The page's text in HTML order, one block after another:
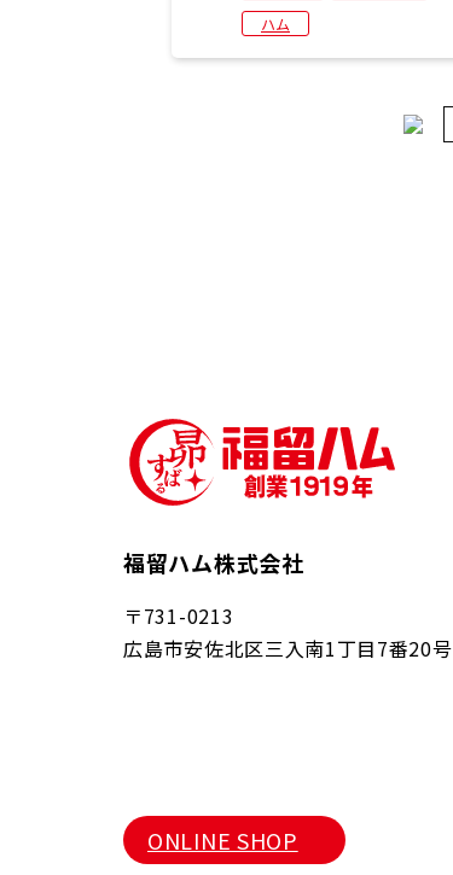
ハム
福留ハム株式会社
〒731-0213
広島市安佐北区三入南1丁目7番20号
ONLINE SHOP